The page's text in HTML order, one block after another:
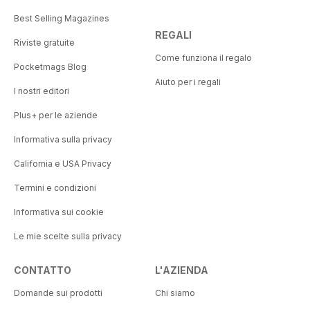
Best Selling Magazines
Riviste gratuite
Pocketmags Blog
I nostri editori
Plus+ per le aziende
Informativa sulla privacy
California e USA Privacy
Termini e condizioni
Informativa sui cookie
Le mie scelte sulla privacy
REGALI
Come funziona il regalo
Aiuto per i regali
CONTATTO
Domande sui prodotti
L'AZIENDA
Chi siamo